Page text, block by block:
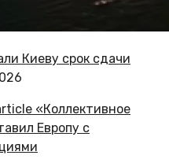
Киеву срок сдачи